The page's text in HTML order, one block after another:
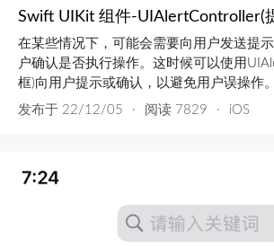
Swift UIKit 组件-UIAlertController(
在某些情况下，可能会需要向用户发送提
户确认是否执行操作。这时候可以使用
框)向用户提示或确认，以避免用户误操作
四种不同类型的提示框:普通提示框多选择
发布于 22/12/05 · 阅读 7829 · iOS